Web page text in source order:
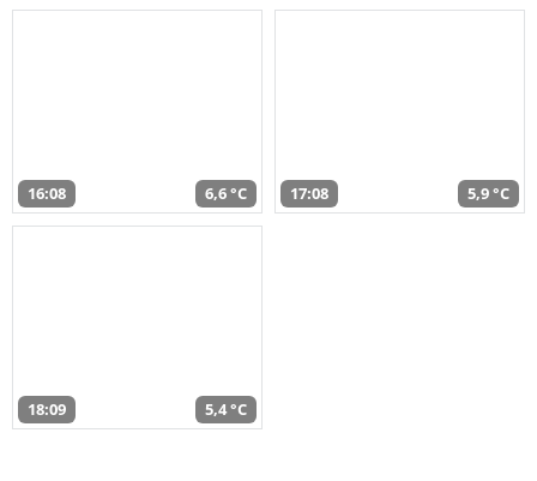
16:08 6,6 °C 17:08 5,9 °C
18:09 5,4 °C